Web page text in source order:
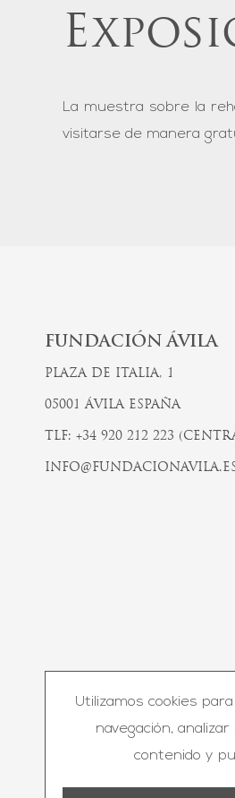
Utilizamos cookies
navegación,
contenido y
La muestra sobre la
visitarse de manera
FUNDACIÓN ÁVILA
PLAZA DE ITALIA, 1
05001 ÁVILA ESPAÑA
TLF: +34 920 212 223